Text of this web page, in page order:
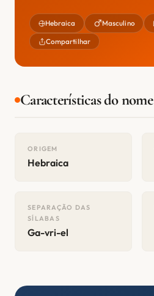
Hebraica Masculino
Compartilhar
Características do nome
ORIGEM
Hebraica
SEPARAÇÃO DAS
SÍLABAS
Ga-vri-el